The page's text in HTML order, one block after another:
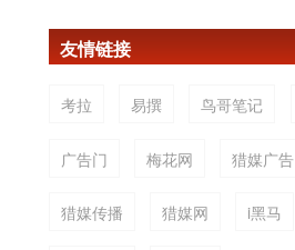
友情链接
考拉 易撰 鸟哥笔记
广告门 梅花网 猎媒广告
猎媒传播 猎媒网 i黑马